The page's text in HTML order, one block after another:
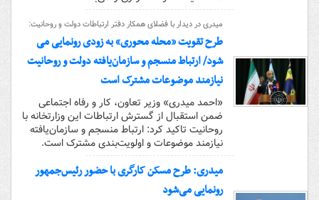
میدری در دیدار با فضلای همکار دفتر ارتباطات دولت و روحانیت:
طرح تقویت «محله محوری» به زودی رونمایی می
شود/ ارتباط منسجم و سازمان‌یافته دولت و روحانیت
نیازمند موضوعات مشترک است
«احمد میدری» وزیر تعاون، کار و رفاه اجتماعی
ضمن استقبال از گسترش ارتباطات این وزارتخانه با
روحانیت تاکید کرد: ارتباط منسجم و سازمان‌یافته
نیازمند موضوعات و اولویت‌بندی مشترک است.
میدری: طرح مسکن کارگری با حضور رئیس‌جمهور
رونمایی می‌شود